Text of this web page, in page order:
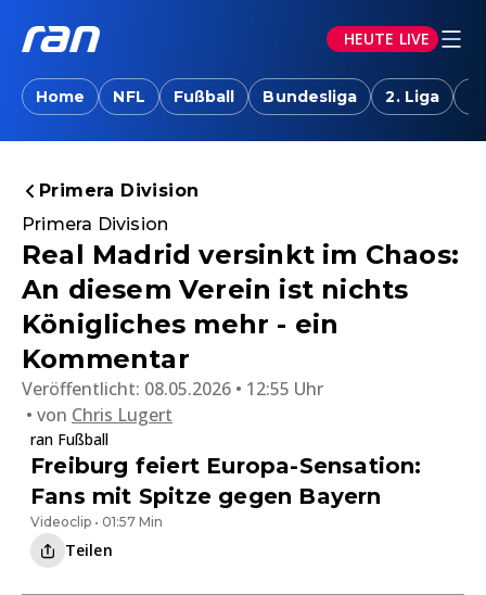
HEUTE LIVE
Home NFL Fußball Bundesliga 2. Liga
Primera Division
Primera Division
Real Madrid versinkt im Chaos:
An diesem Verein ist nichts
Königliches mehr - ein
Kommentar
Veröffentlicht: 08.05.2026 • 12:55 Uhr
von Chris Lugert
ran Fußball
Freiburg feiert Europa-Sensation:
Fans mit Spitze gegen Bayern
Videoclip • 01:57 Min
Teilen